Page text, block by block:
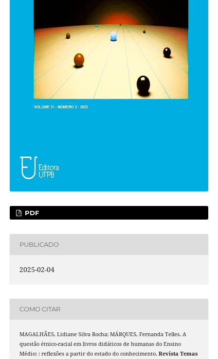
PDF
PUBLICADO
2025-02-04
COMO CITAR
MAGALHÃES, Lidiane Silva Rocha; MÁRQUES, Fernanda Telles. A
questão étnico-racial em livros didáticos de humanas do Ensino
Médio: : reflexões a partir do estado do conhecimento. Revista Temas